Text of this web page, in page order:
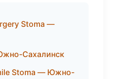
Stoma —
Сахалинск
Stoma — Южно-